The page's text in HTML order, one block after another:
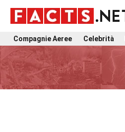
Compagnie Aeree Celebrità